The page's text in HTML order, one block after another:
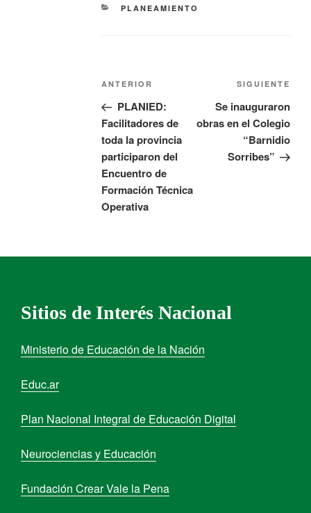
PLANEAMIENTO
ANTERIOR
PLANIED:
Facilitadores de
toda la provincia
participaron del
Encuentro de
Formación Técnica
Operativa
SIGUIENTE
Se inauguraron
obras en el Colegio
“Barnidio
Sorribes”
Sitios de Interés Nacional
Ministerio de Educación de la Nación
Educ.ar
Plan Nacional Integral de Educación Digital
Neurociencias y Educación
Fundación Crear Vale la Pena